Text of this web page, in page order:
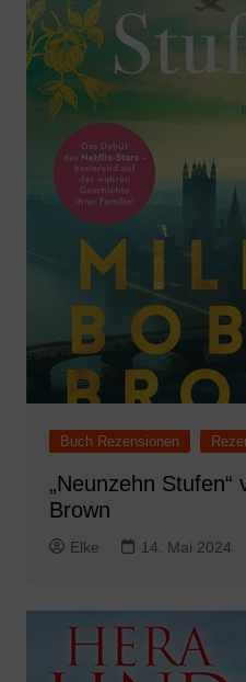
Buch Rezensionen
„Neunzehn Stufen“
Brown
Elke 14. Mai 2024